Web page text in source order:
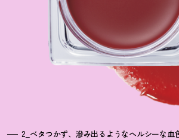
2_ベタつかず、滲み出るようなヘルシーな血